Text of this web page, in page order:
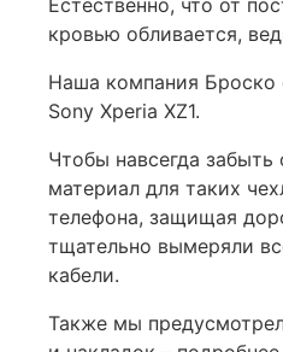
Естественно, что от
кровью обливается,
Наша компания Броско
Sony Xperia XZ1.
Чтобы навсегда
материал для таких
телефона, защищая
тщательно вымеряли
кабели.
Также мы